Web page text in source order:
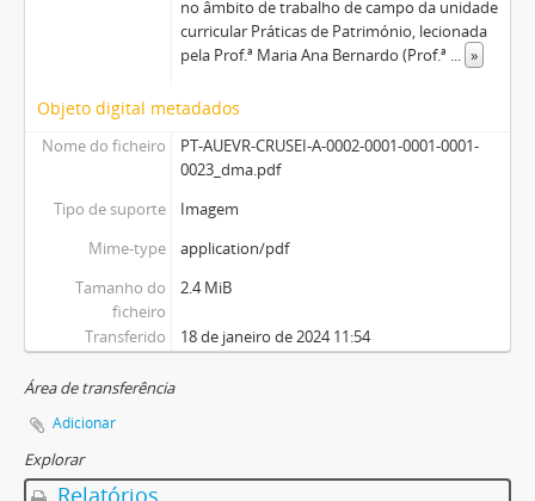
no âmbito de trabalho de campo da unidade
curricular Práticas de Património, lecionada
pela Prof.ª Maria Ana Bernardo (Prof.ª ... »
Objeto digital metadados
Nome do ficheiro
PT-AUEVR-CRUSEI-A-0002-0001-0001-0001-
0023_dma.pdf
Tipo de suporte
Imagem
Mime-type
application/pdf
Tamanho do
ficheiro
2.4 MiB
Transferido 18 de janeiro de 2024 11:54
Área de transferência
Adicionar
Explorar
Relatórios